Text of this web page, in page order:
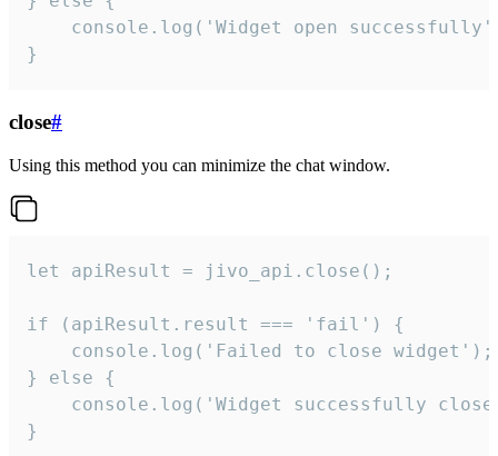
console.log('Widget open
}
close#
Using this method you can minimize the chat window.
let apiResult = jivo_api.close();
if (apiResult.result === 'fail') {
    console.log('Failed to close widget');
} else {
console.log('Widget successfully
}